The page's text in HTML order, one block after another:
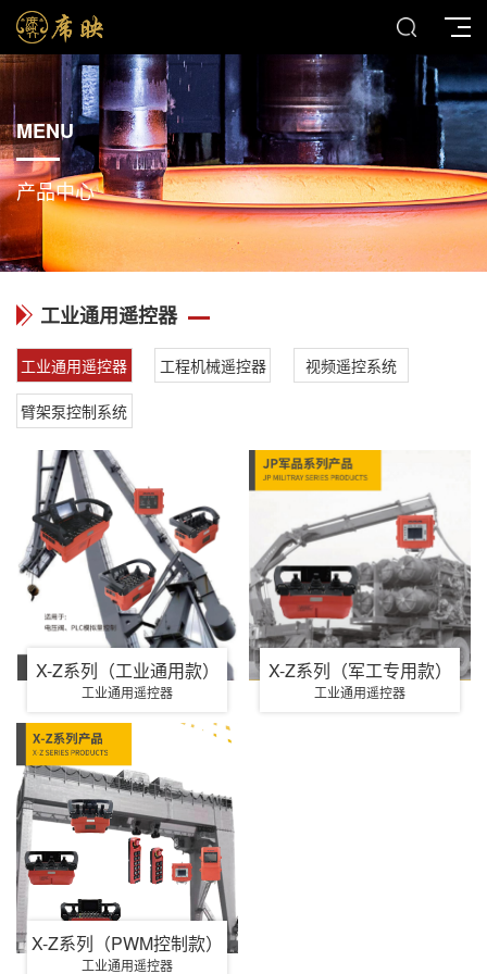
MENU
产品中心
工业通用遥控器
工业通用遥控器 工程机械遥控器 视频遥控系统
臂架泵控制系统
X-Z系列（工业通用款）
工业通用遥控器
X-Z系列（军工专用款）
工业通用遥控器
X-Z系列（PWM控制款）
工业通用遥控器